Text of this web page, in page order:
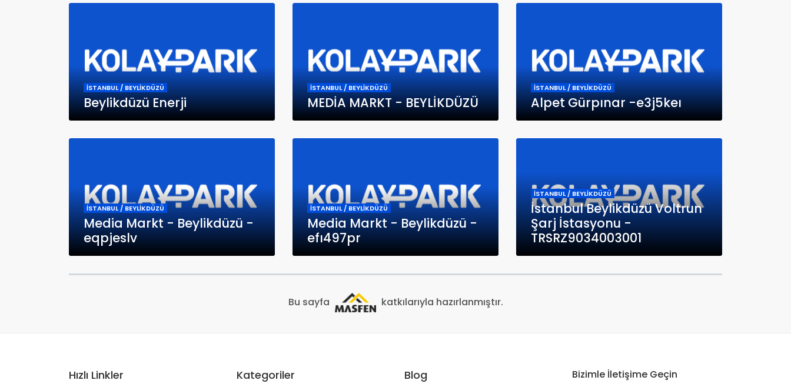
İSTANBUL / BEYLİKDÜZÜ
Beylikdüzü Enerji
İSTANBUL / BEYLİKDÜZÜ
MEDİA MARKT - BEYLİKDÜZÜ
İSTANBUL / BEYLİKDÜZÜ
Alpet Gürpınar -e3j5keı
İSTANBUL / BEYLİKDÜZÜ
Media Markt - Beylikdüzü -
eqpjeslv
İSTANBUL / BEYLİKDÜZÜ
Media Markt - Beylikdüzü -
efı497pr
İSTANBUL / BEYLİKDÜZÜ
İstanbul Beylikdüzü Voltrun
Şarj İstasyonu -
TRSRZ9034003001
Bu sayfa katkılarıyla hazırlanmıştır.
Hızlı Linkler Kategoriler Blog Bizimle İletişime Geçin